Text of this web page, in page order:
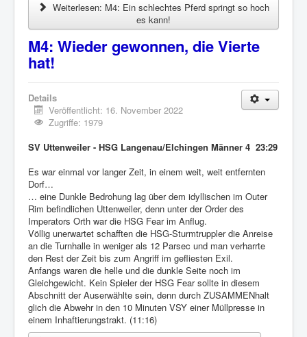
Weiterlesen: M4: Ein schlechtes Pferd springt so hoch
es kann!
M4: Wieder gewonnen, die Vierte
hat!
Details
Veröffentlicht: 16. November 2022
Zugriffe: 1979
SV Uttenweiler - HSG Langenau/Elchingen Männer 4 23:29
Es war einmal vor langer Zeit, in einem weit, weit entfernten
Dorf…
… eine Dunkle Bedrohung lag über dem idyllischen im Outer
Rim befindlichen Uttenweiler, denn unter der Order des
Imperators Orth war die HSG Fear im Anflug.
Völlig unerwartet schafften die HSG-Sturmtruppler die Anreise
an die Turnhalle in weniger als 12 Parsec und man verharrte
den Rest der Zeit bis zum Angriff im gefliesten Exil.
Anfangs waren die helle und die dunkle Seite noch im
Gleichgewicht. Kein Spieler der HSG Fear sollte in diesem
Abschnitt der Auserwählte sein, denn durch ZUSAMMENhalt
glich die Abwehr in den 10 Minuten VSY einer Müllpresse in
einem Inhaftierungstrakt. (11:16)